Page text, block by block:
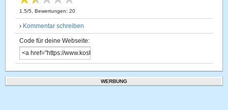
1.5/5 , Bewertungen:20
› Kommentar schreiben
Code für deine Webseite:
WERBUNG